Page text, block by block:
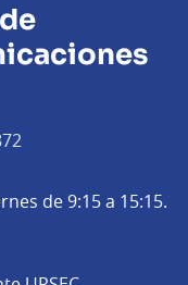
de 9:15 a 15:15.